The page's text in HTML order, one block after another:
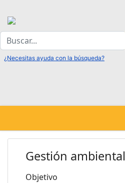
Buscar
Gestión ambiental
Objetivo